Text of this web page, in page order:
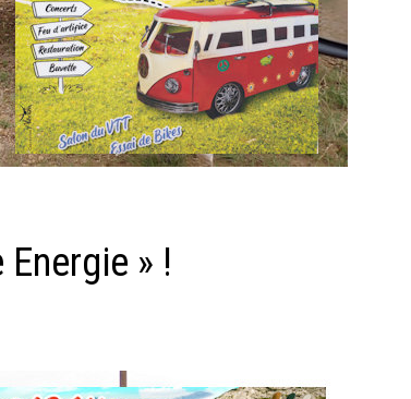
» !